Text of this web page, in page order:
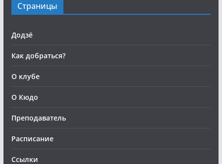
Страницы
Додзё
Как добраться?
О клубе
О Кюдо
Преподаватель
Расписание
Ссылки